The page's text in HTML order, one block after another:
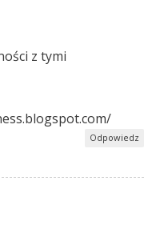
z tymi
Odpowiedz